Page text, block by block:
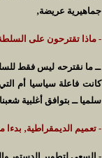
جماهيرية عريضة‚
- ماذا تقترحون على
ــ ما نقترحه ليس فقط
كانت فاعلة سياسيا أم
سلميا ــ بتوافق أغلبية
- تعميم الديمقراطية‚ بدءا